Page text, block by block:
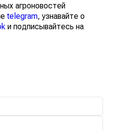
агроновостей
telegram, узнавайте о
и подписывайтесь на